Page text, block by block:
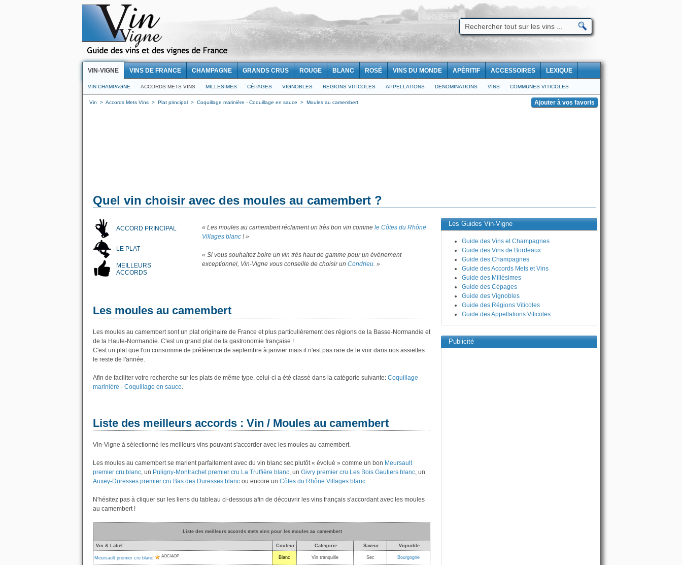
VIN-VIGNE VINS DE FRANCE CHAMPAGNE GRANDS CRUS ROUGE BLANC ROSÉ VINS DU MONDE APÉRITIF ACCESSOIRES LEXIQUE
VIN CHAMPAGNE ACCORDS METS VINS MILLESIMES CÉPAGES VIGNOBLES REGIONS VITICOLES APPELLATIONS DENOMINATIONS VINS COMMUNES VITICOLES
Vin > Accords Mets Vins > Plat principal > Coquillage marinière - Coquillage en sauce > Moules au camembert
Quel vin choisir avec des moules au camembert ?
ACCORD PRINCIPAL
LE PLAT
MEILLEURS
ACCORDS
« Les moules au camembert réclament un très bon vin comme le Côtes du Rhône
Villages blanc ! »
« Si vous souhaitez boire un vin très haut de gamme pour un événement
exceptionnel, Vin-Vigne vous conseille de choisir un Condrieu. »
Les moules au camembert
Les moules au camembert sont un plat originaire de France et plus particulièrement des régions de la Basse-Normandie et
de la Haute-Normandie. C'est un grand plat de la gastronomie française !
C'est un plat que l'on consomme de préférence de septembre à janvier mais il n'est pas rare de le voir dans nos assiettes
le reste de l'année.
Afin de faciliter votre recherche sur les plats de même type, celui-ci a été classé dans la catégorie suivante: Coquillage
marinière - Coquillage en sauce.
Liste des meilleurs accords : Vin / Moules au camembert
Vin-Vigne à sélectionné les meilleurs vins pouvant s'accorder avec les moules au camembert.
Les moules au camembert se marient parfaitement avec du vin blanc sec plutôt « évolué » comme un bon Meursault
premier cru blanc, un Puligny-Montrachet premier cru La Truffière blanc, un Givry premier cru Les Bois Gautiers blanc, un
Auxey-Duresses premier cru Bas des Duresses blanc ou encore un Côtes du Rhône Villages blanc.
N'hésitez pas à cliquer sur les liens du tableau ci-dessous afin de découvrir les vins français s'accordant avec les moules
au camembert !
Liste des meilleurs accords mets vins pour les moules au camembert
Vin & Label Couleur Categorie Saveur Vignoble
Meursault premier cru blanc AOC/AOP Blanc Vin tranquille Sec Bourgogne
Les Guides Vin-Vigne
Guide des Vins et Champagnes
Guide des Vins de Bordeaux
Guide des Champagnes
Guide des Accords Mets et Vins
Guide des Millésimes
Guide des Cépages
Guide des Vignobles
Guide des Régions Viticoles
Guide des Appellations Viticoles
Publicité